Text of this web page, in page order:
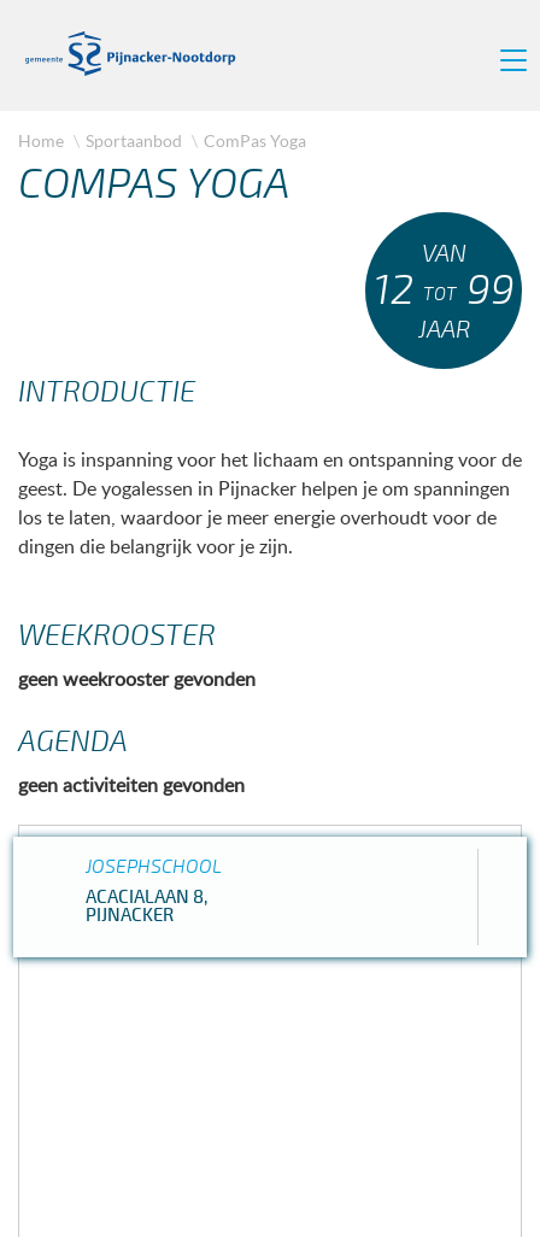
Home Sportaanbod ComPas Yoga
COMPAS YOGA
VAN
12 TOT99
JAAR
INTRODUCTIE
Yoga is inspanning voor het lichaam en ontspanning voor de
geest. De yogalessen in Pijnacker helpen je om spanningen
los te laten, waardoor je meer energie overhoudt voor de
dingen die belangrijk voor je zijn.
WEEKROOSTER
geen weekrooster gevonden
AGENDA
geen activiteiten gevonden
JOSEPHSCHOOL
ACACIALAAN 8,
PIJNACKER